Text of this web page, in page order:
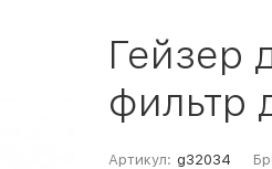
Гейзер
фильтр
Артикул: g32034